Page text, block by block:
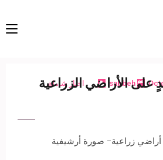
sabbeh اخبار شاملة
تعدٍ على الأراضي الزراعية